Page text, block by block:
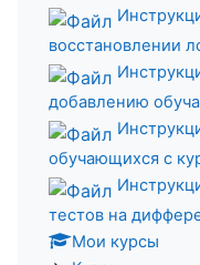
восстановлении
добавлению
обучающихся с
тестов на
Мои курсы